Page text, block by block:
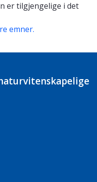
er tilgjengelige i det
emner.